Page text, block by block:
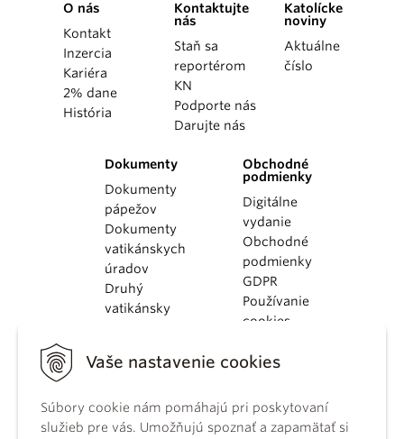
Vaše nastavenie cookies
Súbory cookie nám pomáhajú pri poskytovaní
služieb pre vás. Umožňujú spoznať a zapamätať si
O nás
Kontakt
Inzercia
Kariéra
2% dane
História
Kontaktujte
nás
Staň sa
reportérom
KN
Podporte nás
Darujte nás
Katolícke
noviny
Aktuálne
číslo
Dokumenty
Dokumenty
pápežov
Dokumenty
vatikánskych
úradov
Druhý
vatikánsky
KBS
kánonického
práva
Obchodné
podmienky
Digitálne
vydanie
Obchodné
podmienky
GDPR
Používanie
cookies